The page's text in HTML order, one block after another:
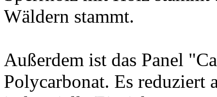
Wäldern stammt.
Außerdem ist das Panel "
Polycarbonat. Es reduziert